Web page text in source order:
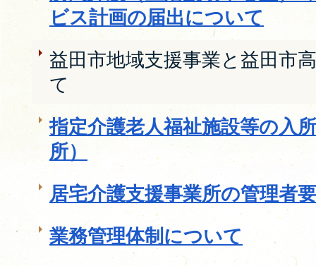
ビス計画の届出について
益田市地域支援事業と益田市
て
指定介護老人福祉施設等の入
所）
居宅介護支援事業所の管理者
業務管理体制について